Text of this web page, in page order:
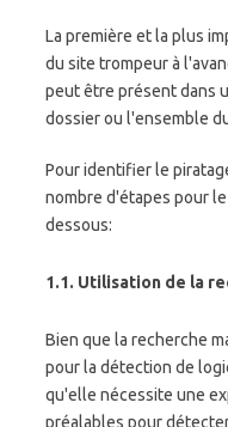
La première et la plus
du site trompeur à
peut être présent dans
dossier ou l'ensemble
Pour identifier le
nombre d'étapes pour
dessous:
1.1. Utilisation de la
Bien que la recherche
pour la détection de
qu'elle nécessite une
préalables pour